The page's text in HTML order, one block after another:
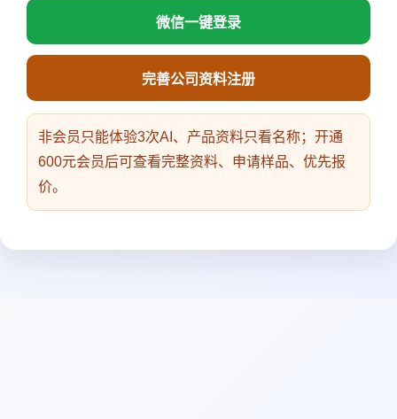
微信一键登录
完善公司资料注册
非会员只能体验3次AI、产品资料只看名称；开通
600元会员后可查看完整资料、申请样品、优先报
价。